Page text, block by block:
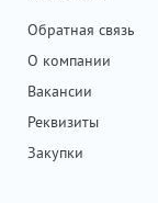
Обратная связь
О компании
Вакансии
Реквизиты
Закупки